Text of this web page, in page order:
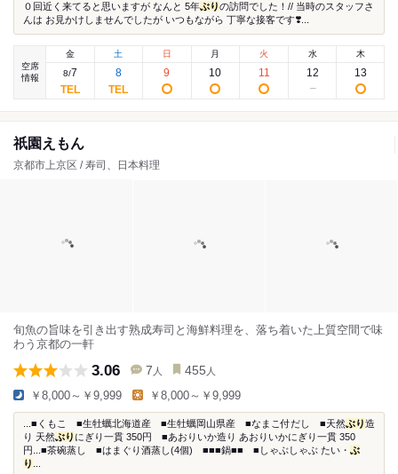
０回近く来てると思いますが なんと 5年ぶりの訪問でした！// 当時のスタッフさ
んは お見かけしませんでしたが いつもながら 丁寧な接客です❣️...
空席
情報
金
8/7
土
8
日
9
月
10
火
11
水
12
木
13
祇園えもん
京都市上京区 / 寿司、日本料理
旬魚の旨味を引き出す熟成寿司と海鮮料理を、落ち着いた上質空間で味
わう京都の一軒
3.06 7 人 455 人
￥8,000～￥9,999 ￥8,000～￥9,999
...■くもこ ■生牡蠣北海道産 ■生牡蠣岡山県産 ■なまこ付だし ■天然ぶり造
り 天然ぶり にぎり一貫 350円 ■あおりいか造り あおりいかにぎり一貫 350
円...■茶碗蒸し ■はまぐり酒蒸し(4個) ■■■鍋■■ ■しゃぶしゃぶ たい・ ぶ
り